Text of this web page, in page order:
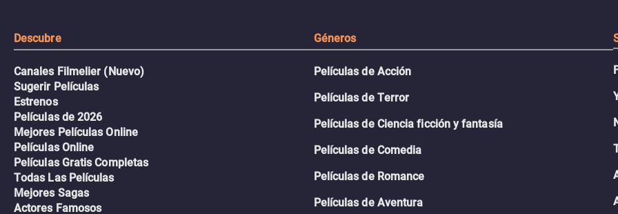
Descubre
Canales Filmelier (Nuevo)
Sugerir Películas
Estrenos
Películas de 2026
Mejores Películas Online
Películas Online
Películas Gratis Completas
Todas Las Películas
Mejores Sagas
Actores Famosos
Géneros
Películas de Acción
Películas de Terror
Películas de Ciencia ficción y fantasía
Películas de Comedia
Películas de Romance
Películas de Aventura